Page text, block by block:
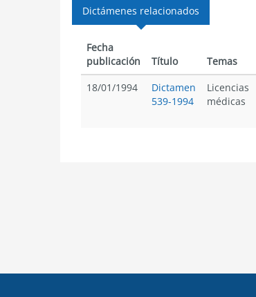
Dictámenes relacionados
Fecha
publicación
Título Temas
18/01/1994
Dictamen
539-1994
Licencias
médicas